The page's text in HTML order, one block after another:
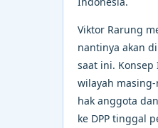
Viktor Rarung
nantinya akan
saat ini.
wilayah
hak anggota
ke DPP tinggal